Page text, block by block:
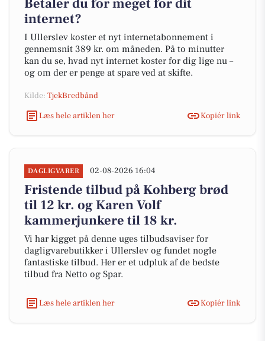
Betaler du for meget for dit
internet?
I Ullerslev koster et nyt internetabonnement i
gennemsnit 389 kr. om måneden. På to minutter
kan du se, hvad nyt internet koster for dig lige nu –
og om der er penge at spare ved at skifte.
Kilde: TjekBredbånd
Læs hele artiklen her
Kopiér link
DAGLIGVARER 02-08-2026 16:04
Fristende tilbud på Kohberg brød
til 12 kr. og Karen Volf
kammerjunkere til 18 kr.
Vi har kigget på denne uges tilbudsaviser for
dagligvarebutikker i Ullerslev og fundet nogle
fantastiske tilbud. Her er et udpluk af de bedste
tilbud fra Netto og Spar.
Læs hele artiklen her Kopiér link